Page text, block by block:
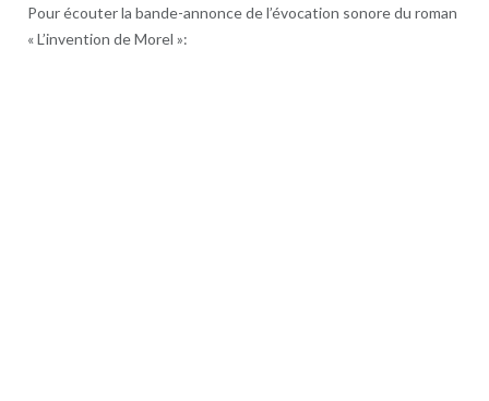
Pour écouter la bande-annonce de l’évocation sonore du roman
« L’invention de Morel »: